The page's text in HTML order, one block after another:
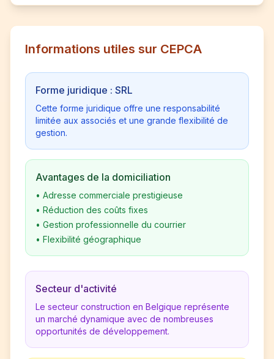
Informations utiles sur CEPCA
Forme juridique : SRL
Cette forme juridique offre une responsabilité
limitée aux associés et une grande flexibilité de
gestion.
Avantages de la domiciliation
• Adresse commerciale prestigieuse
• Réduction des coûts fixes
• Gestion professionnelle du courrier
• Flexibilité géographique
Secteur d'activité
Le secteur construction en Belgique représente
un marché dynamique avec de nombreuses
opportunités de développement.